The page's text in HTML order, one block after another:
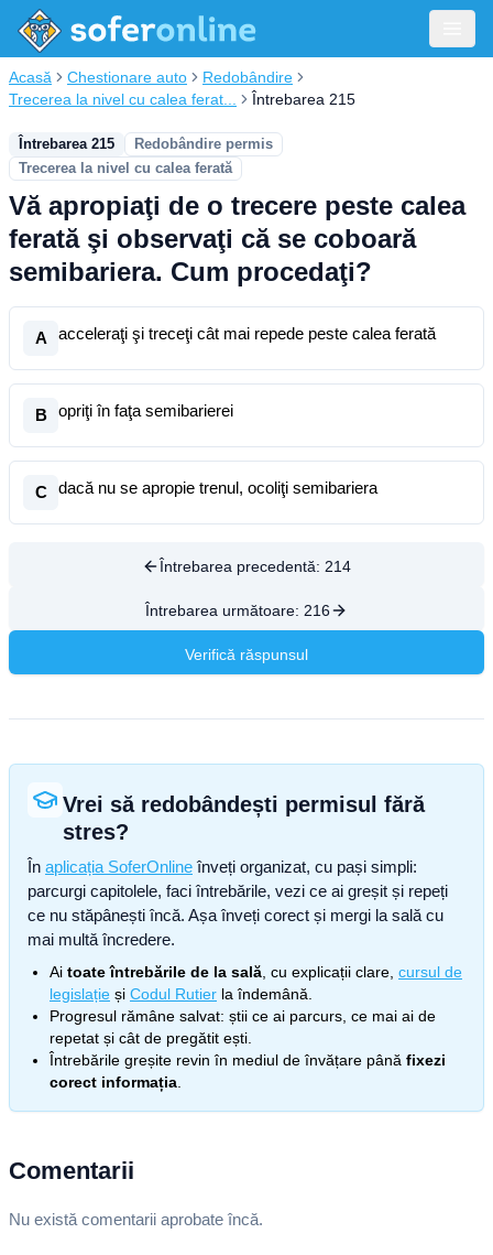
Acasă Chestionare auto
Redobândire
Trecerea la nivel cu calea ferat...
Întrebarea 215
Întrebarea 215
Redobândire permis
Trecerea la nivel cu calea ferată
Vă apropiaţi de o trecere peste calea
ferată şi observaţi că se coboară
semibariera. Cum procedaţi?
A acceleraţi şi treceţi cât mai repede peste calea ferată
B opriţi în faţa semibarierei
C dacă nu se apropie trenul, ocoliţi semibariera
Întrebarea precedentă: 214
Întrebarea următoare: 216
Verifică răspunsul
Vrei să redobândești permisul fără
stres?
În aplicația SoferOnline înveți organizat, cu pași simpli:
parcurgi capitolele, faci întrebările, vezi ce ai greșit și repeți
ce nu stăpânești încă. Așa înveți corect și mergi la sală cu
mai multă încredere.
Ai toate întrebările de la sală , cu explicații clare, cursul de
legislație și Codul Rutier la îndemână.
Progresul rămâne salvat: știi ce ai parcurs, ce mai ai de
repetat și cât de pregătit ești.
Întrebările greșite revin în mediul de învățare până fixezi
corect informația
Comentarii
Nu există comentarii aprobate încă.